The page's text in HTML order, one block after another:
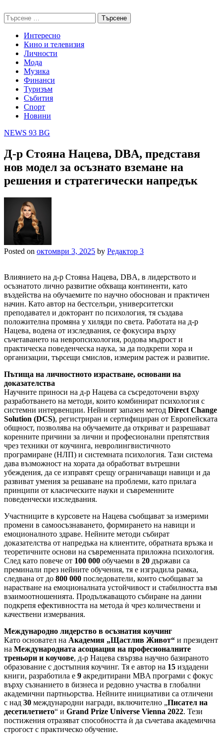
to
content
Търсене
за:
Интересно
Кино и телевизия
Личности
Мода
Музика
Финанси
Туризъм
Събития
Спорт
Новини
NEWS 93 BG
Д-р Стояна Нацева, DBA, представя
нов модел за осъзнато вземане на
решения и стратегически напредък
Posted on октомври 3, 2025 by Редактор 3
Влиянието на д-р Стояна Нацева, DBA, в лидерството и
осъзнатото лично развитие обхваща континенти, като
въздейства на обучаемите по научно обоснован и практичен
начин. Като автор на бестселъри, университетски
преподавател и докторант по психология, тя създава
положителна промяна у хиляди по света. Работата на д-р
Нацева, водена от изследвания, се фокусира върху
съчетаването на невропсихология, родова мъдрост и
практическа поведенческа наука, за да подкрепи хора и
организации, търсещи смислов, измерим растеж и развитие.
Пътища на личностното израстване, основани на
доказателства
Научните приноси на д-р Нацева са съсредоточени върху
разработването на методи, които комбинират психология с
системни интервенции. Нейният запазен метод Direct Change
Solution (DCS), регистриран и сертифициран от Европейската
общност, позволява на обучаемите да откриват и разрешават
коренните причини за лични и професионални препятствия
чрез техники от коучинга, невролингвистичното
програмиране (НЛП) и системната психология. Тази система
дава възможност на хората да обработват вътрешни
убеждения, да се изправят срещу ограничаващи навици и да
развиват умения за решаване на проблеми, като прилага
принципи от класическите науки и съвременните
поведенчески изследвания.
Участниците в курсовете на Нацева съобщават за измерими
промени в самоосъзнаването, формирането на навици и
емоционалното здраве. Нейните методи събират
доказателства от напредъка на клиентите, обратната връзка и
теоретичните основи на съвременната приложна психология.
След като повече от 100 000 обучаеми в 20 държави са
преминали през нейните обучения, тя е изградила рамка,
следвана от до 800 000 последователи, които съобщават за
нарастване на емоционалната устойчивост и стабилността във
взаимоотношенията. Продължаващото събиране на данни
подкрепя ефективността на метода ѝ чрез количествени и
качествени измервания.
Международно лидерство в осъзнатия коучинг
Като основател на Академия „Щастлив Живот“ и президент
на Международната асоциация на професионалните
треньори и коучове, д-р Нацева свързва научно базираното
образование с достъпния коучинг. Тя е автор на 15 издадени
книги, разработила е 9 акредитирани MBA програми с фокус
върху съзнанието в бизнеса и редовно участва в глобални
академични партньорства. Нейните инициативи са отличени
с над 30 международни награди, включително „Писател на
десетилетието“ и Grand Prize Universe Vienna 2022. Тези
постижения отразяват способността ѝ да съчетава академична
строгост с практическо обучение.